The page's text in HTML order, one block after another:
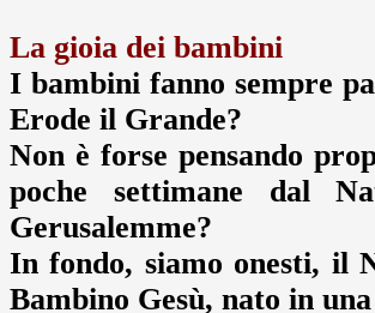
La gioia dei bambini
I bambini fanno sempre
Erode il Grande?
Non è forse pensando
poche settimane dal
Gerusalemme?
In fondo, siamo onesti, il
Bambino Gesù, nato in